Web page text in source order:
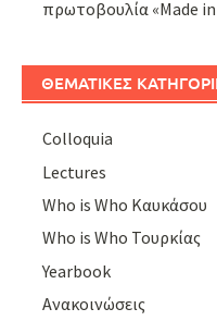
πρωτοβουλία «Made in
ΘΕΜΑΤΙΚΕΣ
Colloquia
Lectures
Who is Who Καυκάσου
Who is Who Τουρκίας
Yearbook
Ανακοινώσεις